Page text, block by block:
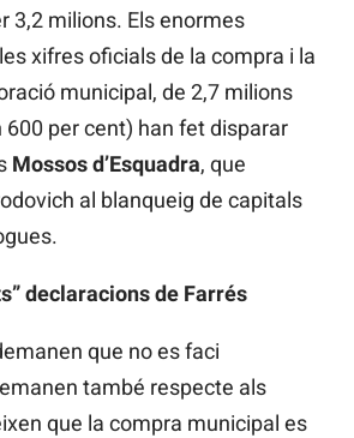
3,2 milions. Els enormes
xifres oficials de la compra i la
municipal, de 2,7 milions
600 per cent) han fet disparar
Mossos d’Esquadra, que
al blanqueig de capitals
declaracions de Farrés
que no es faci
també respecte als
que la compra municipal es